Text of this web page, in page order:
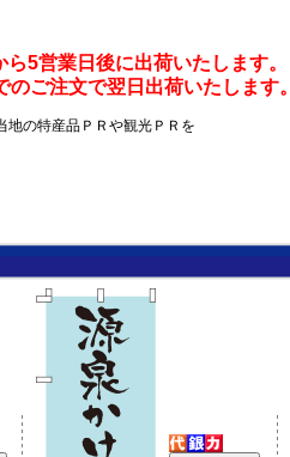
5営業日後に出荷いたします。
ご注文で翌日出荷いたします。
地の特産品ＰＲや観光ＰＲを